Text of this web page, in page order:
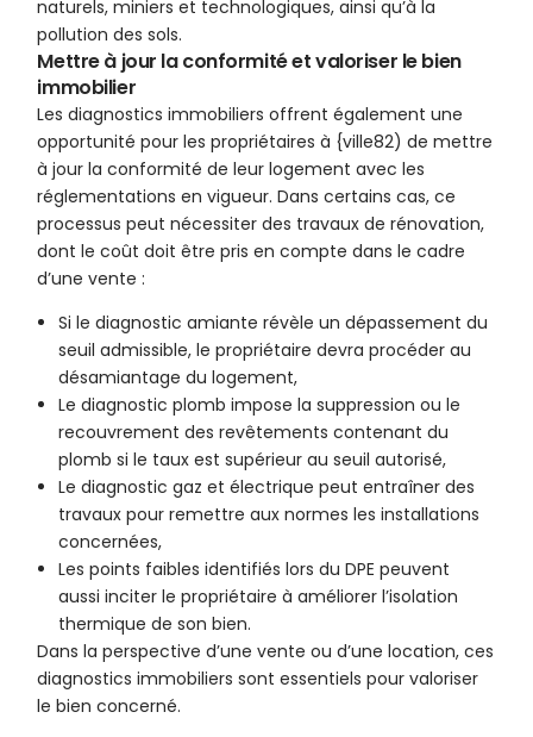
naturels, miniers et technologiques, ainsi qu’à la
pollution des sols.
Mettre à jour la conformité et valoriser le bien
immobilier
Les diagnostics immobiliers offrent également une
opportunité pour les propriétaires à {ville82) de mettre
à jour la conformité de leur logement avec les
réglementations en vigueur. Dans certains cas, ce
processus peut nécessiter des travaux de rénovation,
dont le coût doit être pris en compte dans le cadre
d’une vente :
Si le diagnostic amiante révèle un dépassement du
seuil admissible, le propriétaire devra procéder au
désamiantage du logement,
Le diagnostic plomb impose la suppression ou le
recouvrement des revêtements contenant du
plomb si le taux est supérieur au seuil autorisé,
Le diagnostic gaz et électrique peut entraîner des
travaux pour remettre aux normes les installations
concernées,
Les points faibles identifiés lors du DPE peuvent
aussi inciter le propriétaire à améliorer l’isolation
thermique de son bien.
Dans la perspective d’une vente ou d’une location, ces
diagnostics immobiliers sont essentiels pour valoriser
le bien concerné.